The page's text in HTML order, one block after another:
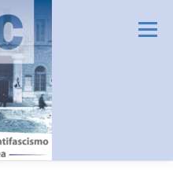
Menu